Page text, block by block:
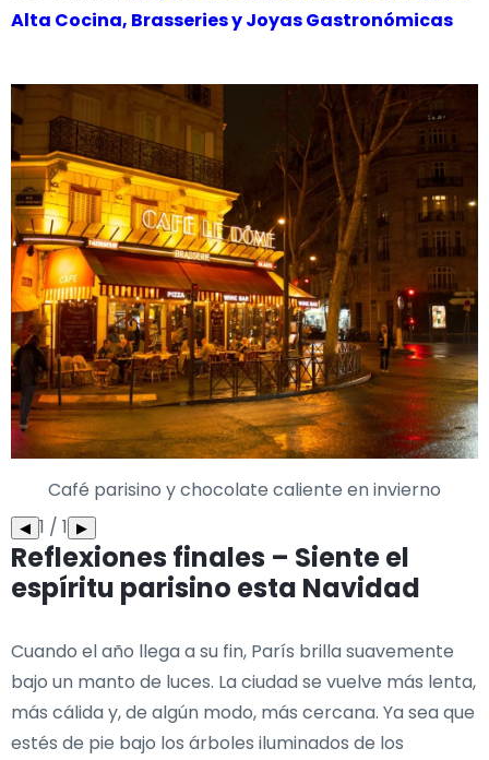
Alta Cocina, Brasseries y Joyas Gastronómicas
Café parisino y chocolate caliente en invierno
◀ 1 / 1 ▶
Reflexiones finales – Siente el
espíritu parisino esta Navidad
Cuando el año llega a su fin, París brilla suavemente
bajo un manto de luces. La ciudad se vuelve más lenta,
más cálida y, de algún modo, más cercana. Ya sea que
estés de pie bajo los árboles iluminados de los